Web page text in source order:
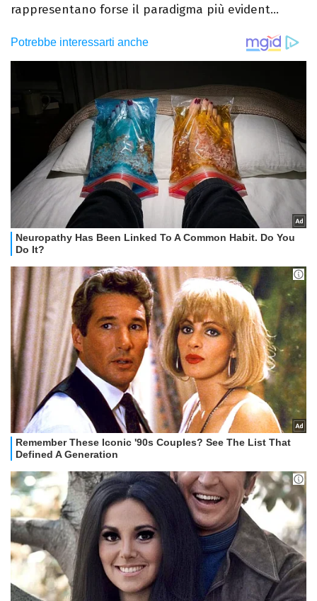
rappresentano forse il paradigma più evident...